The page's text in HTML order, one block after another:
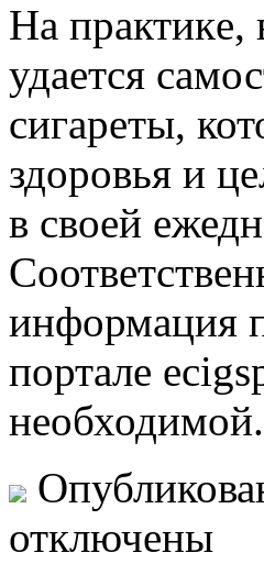
Нa прaктикe,
удается
сигареты,
здоровья и
в своей
информация
портале
отключены